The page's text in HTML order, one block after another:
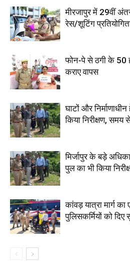
मीरजापुर में 29वीं
रेस/शूटिंग
फोन-पे से ठगी के 50
कराए वापस
घाटों और
किया निरीक्षण, समय
मिर्जापुर के बड़े
पुल का भी किया
कांवड़ यात्रा मार्ग का
पुलिसकर्मियों को दिए